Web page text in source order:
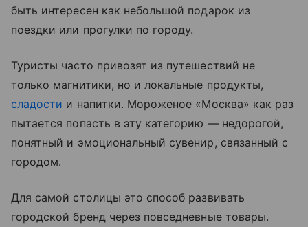
быть интересен как небольшой подарок из
поездки или прогулки по городу.
Туристы часто привозят из путешествий не
только магнитики, но и локальные продукты,
сладости и напитки. Мороженое «Москва» как раз
пытается попасть в эту категорию — недорогой,
понятный и эмоциональный сувенир, связанный с
городом.
Для самой столицы это способ развивать
городской бренд через повседневные товары.